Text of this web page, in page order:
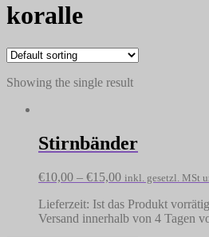
koralle
Showing the single result
Stirnbänder
€10,00 – €15,00 inkl. gesetzl. MSt
Lieferzeit: Ist das Produkt
Versand innerhalb von 4 Tagen